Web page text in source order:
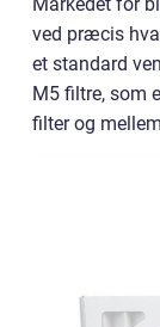
ved præcis
et standard
M5 filtre, som
filter og